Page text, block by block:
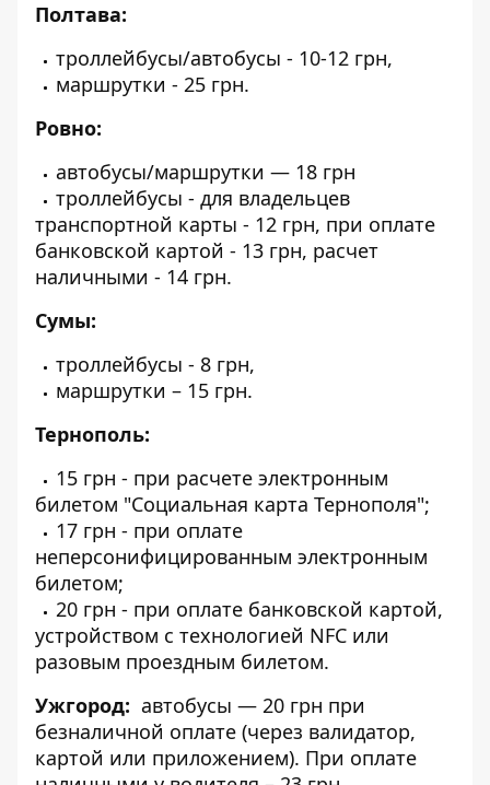
Полтава:
троллейбусы/автобусы - 10-12 грн,
маршрутки - 25 грн.
Ровно:
автобусы/маршрутки — 18 грн
троллейбусы - для владельцев
транспортной карты - 12 грн, при оплате
банковской картой - 13 грн, расчет
наличными - 14 грн.
Сумы:
троллейбусы - 8 грн,
маршрутки – 15 грн.
Тернополь:
15 грн - при расчете электронным
билетом "Социальная карта Тернополя";
17 грн - при оплате
неперсонифицированным электронным
билетом;
20 грн - при оплате банковской картой,
устройством с технологией NFC или
разовым проездным билетом.
Ужгород: автобусы — 20 грн при
безналичной оплате (через валидатор,
картой или приложением). При оплате